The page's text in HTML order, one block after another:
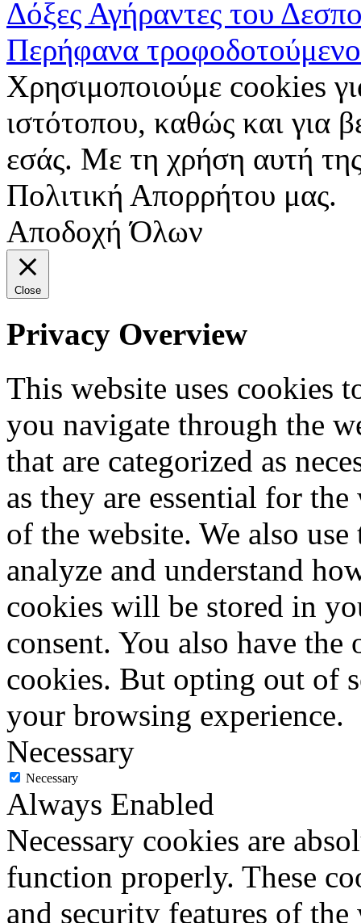
Δόξες Αγήραντες του
Περήφανα
Χρησιμοποιούμε cookies
ιστότοπου, καθώς και για
εσάς. Με τη χρήση αυτή
Πολιτική Απορρήτου μας.
Αποδοχή Όλων
Close
Privacy Overview
This website uses cookies
you navigate through the
that are categorized as
as they are essential for
of the website. We also
analyze and understand
cookies will be stored in
consent. You also have
cookies. But opting out of
your browsing experience.
Necessary
Necessary
Always Enabled
Necessary cookies are
function properly. These
and security features of